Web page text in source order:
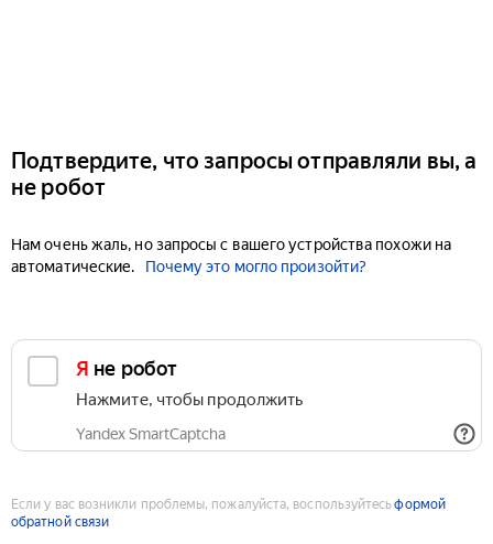
Подтвердите, что запросы отправляли вы, а
не робот
Нам очень жаль, но запросы с вашего устройства похожи на
автоматические.
Почему это могло произойти?
Я не робот
Нажмите, чтобы продолжить
Yandex SmartCaptcha
Если у вас возникли проблемы, пожалуйста, воспользуйтесьформой
обратной связи